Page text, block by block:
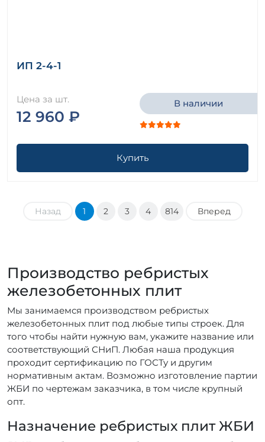
ИП 2-4-1
Цена за шт.
12 960 ₽
В наличии
Купить
Назад 1 2 3 4 814 Вперед
Производство ребристых
железобетонных плит
Мы занимаемся производством ребристых
железобетонных плит под любые типы строек. Для
того чтобы найти нужную вам, укажите название или
соответствующий СНиП. Любая наша продукция
проходит сертификацию по ГОСТу и другим
нормативным актам. Возможно изготовление партии
ЖБИ по чертежам заказчика, в том числе крупный
опт.
Назначение ребристых плит ЖБИ